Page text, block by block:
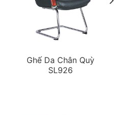
Ghế Da Chân Quỳ
SL926